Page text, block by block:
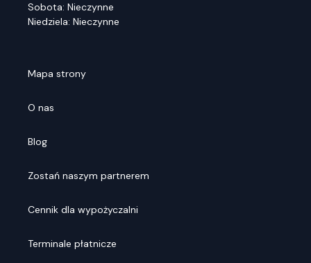
Sobota: Nieczynne
Niedziela: Nieczynne
Mapa strony
O nas
Blog
Zostań naszym partnerem
Cennik dla wypożyczalni
Terminale płatnicze